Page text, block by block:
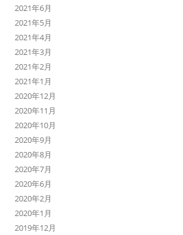
2021年6月
2021年5月
2021年4月
2021年3月
2021年2月
2021年1月
2020年12月
2020年11月
2020年10月
2020年9月
2020年8月
2020年7月
2020年6月
2020年2月
2020年1月
2019年12月